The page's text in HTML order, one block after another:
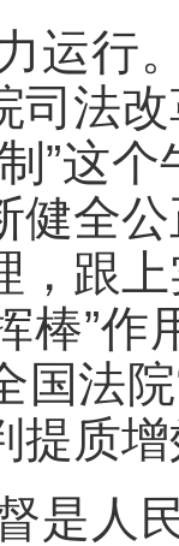
运行
司法
”这
健全
，跟
棒”
国法
提质
是人